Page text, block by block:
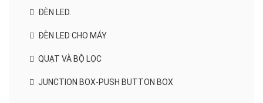
ĐÈN LED.
ĐÈN LED CHO MÁY
QUẠT VÀ BỘ LỌC
JUNCTION BOX-PUSH BUTTON BOX